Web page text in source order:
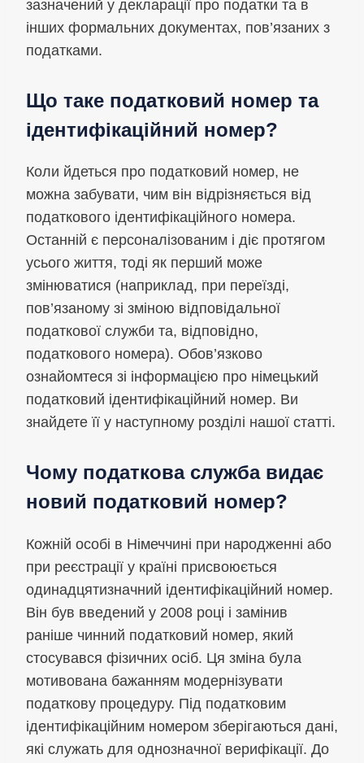
зазначений у декларації про податки та в
інших формальних документах, пов’язаних з
податками.
Що таке податковий номер та
ідентифікаційний номер?
Коли йдеться про податковий номер, не
можна забувати, чим він відрізняється від
податкового ідентифікаційного номера.
Останній є персоналізованим і діє протягом
усього життя, тоді як перший може
змінюватися (наприклад, при переїзді,
пов’язаному зі зміною відповідальної
податкової служби та, відповідно,
податкового номера). Обов’язково
ознайомтеся зі інформацією про німецький
податковий ідентифікаційний номер. Ви
знайдете її у наступному розділі нашої статті.
Чому податкова служба видає
новий податковий номер?
Кожній особі в Німеччині при народженні або
при реєстрації у країні присвоюється
одинадцятизначний ідентифікаційний номер.
Він був введений у 2008 році і замінив
раніше чинний податковий номер, який
стосувався фізичних осіб. Ця зміна була
мотивована бажанням модернізувати
податкову процедуру. Під податковим
ідентифікаційним номером зберігаються дані,
які служать для однозначної верифікації. До